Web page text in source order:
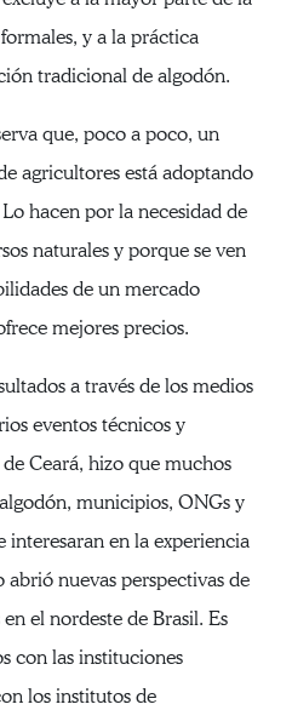
y a la práctica
tradicional de algodón.
que, poco a poco, un
agricultores está adoptando
hacen por la necesidad de
naturales y porque se ven
de un mercado
mejores precios.
a través de los medios
eventos técnicos y
Ceará, hizo que muchos
municipios, ONGs y
interesaran en la experiencia
nuevas perspectivas de
el nordeste de Brasil. Es
con las instituciones
los institutos de